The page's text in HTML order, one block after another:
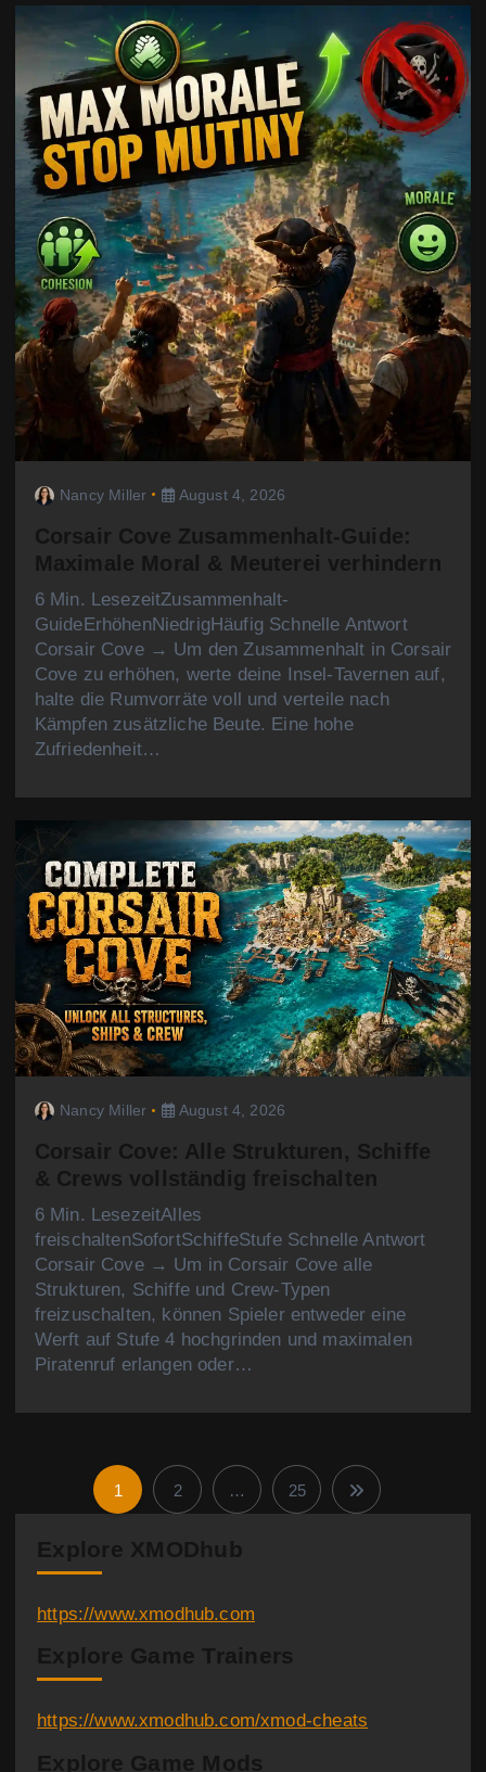
Nancy Miller August 4, 2026
Corsair Cove Zusammenhalt-Guide:
Maximale Moral & Meuterei verhindern
6 Min. LesezeitZusammenhalt-
GuideErhöhenNiedrigHäufig Schnelle Antwort
Corsair Cove → Um den Zusammenhalt in Corsair
Cove zu erhöhen, werte deine Insel-Tavernen auf,
halte die Rumvorräte voll und verteile nach
Kämpfen zusätzliche Beute. Eine hohe
Zufriedenheit…
Nancy Miller August 4, 2026
Corsair Cove: Alle Strukturen, Schiffe
& Crews vollständig freischalten
6 Min. LesezeitAlles
freischaltenSofortSchiffeStufe Schnelle Antwort
Corsair Cove → Um in Corsair Cove alle
Strukturen, Schiffe und Crew-Typen
freizuschalten, können Spieler entweder eine
Werft auf Stufe 4 hochgrinden und maximalen
Piratenruf erlangen oder…
P
o
t
p
1 2 … 25
Explore XMODhub
https://www.xmodhub.com
Explore Game Trainers
https://www.xmodhub.com/xmod-cheats
Explore Game Mods